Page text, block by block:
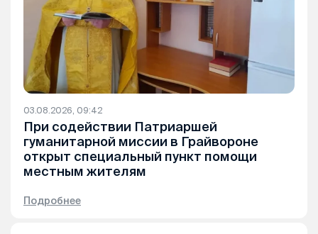
03.08.2026, 09:42
При содействии Патриаршей
гуманитарной миссии в Грайвороне
открыт специальный пункт помощи
местным жителям
Подробнее